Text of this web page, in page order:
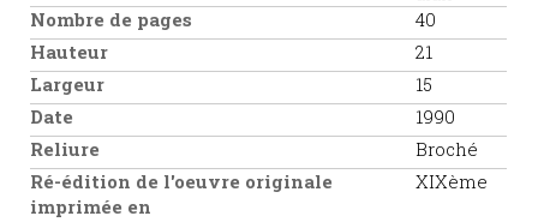
Nombre de pages
40
Hauteur
21
Largeur
15
Date
1990
Reliure
Broché
Ré-édition de l'oeuvre originale
imprimée en
XIXème